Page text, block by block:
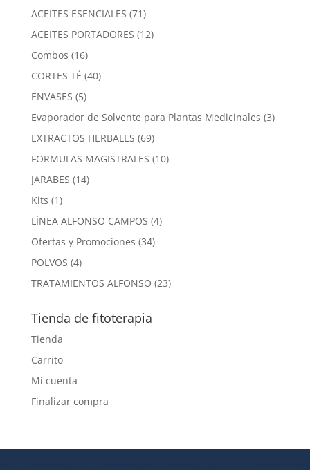
producto
ACEITES ESENCIALES 7171
productos
ACEITES PORTADORES 1212
Combos 1616
productos
CORTES TÉ 4040
ENVASES 55
productos
Evaporador de Solvente para Plantas Medicinales 33
EXTRACTOS HERBALES 6969
productos
FORMULAS MAGISTRALES 1010
JARABES 1414
Kits 11
producto
LÍNEA ALFONSO CAMPOS 44
Ofertas y Promociones 3434
POLVOS 44
productos
TRATAMIENTOS ALFONSO 2323
Tienda de fitoterapia
Tienda
Carrito
Mi cuenta
Finalizar compra